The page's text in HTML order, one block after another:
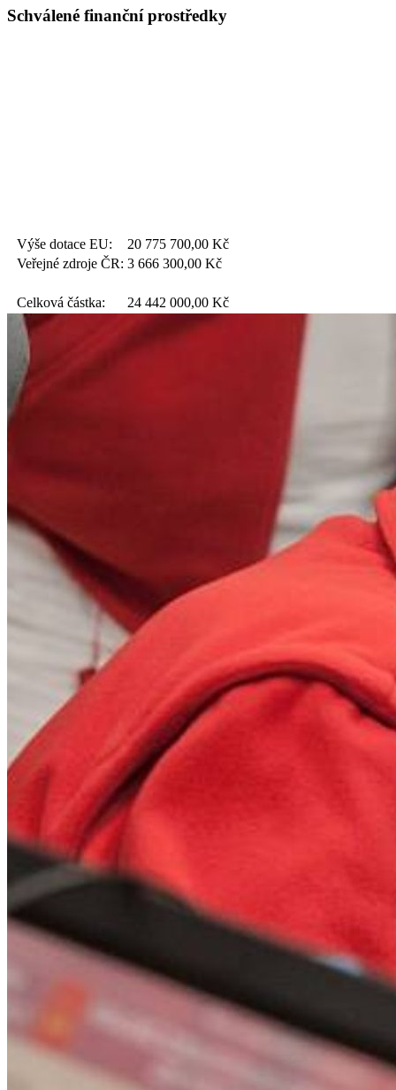
Schválené finanční prostředky
Výše dotace EU: 20 775 700,00 Kč
Veřejné zdroje ČR: 3 666 300,00 Kč
Celková částka: 24 442 000,00 Kč